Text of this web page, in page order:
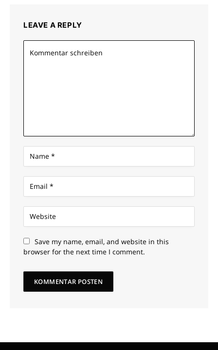
LEAVE A REPLY
Save my name, email, and website in this
browser for the next time I comment.